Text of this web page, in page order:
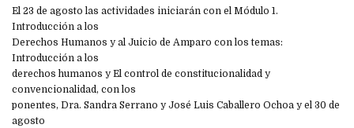
El 23 de agosto las actividades iniciarán con el Módulo 1.
Introducción a los
Derechos Humanos y al Juicio de Amparo con los temas:
Introducción a los
derechos humanos y El control de constitucionalidad y
convencionalidad, con los
ponentes, Dra. Sandra Serrano y José Luis Caballero Ochoa y el 30 de
agosto